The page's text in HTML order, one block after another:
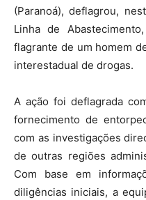
(Paranoá), deflagrou,
Linha de
flagrante de um homem
interestadual de drogas.
A ação foi deflagrada
fornecimento de
com as investigações
de outras regiões
Com base em
diligências iniciais, a